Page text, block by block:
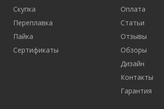
Скупка
Переплавка
Пайка
Сертификаты
Оплата
Статьи
Отзывы
Обзоры
Дизайн
Контакты
Гарантия